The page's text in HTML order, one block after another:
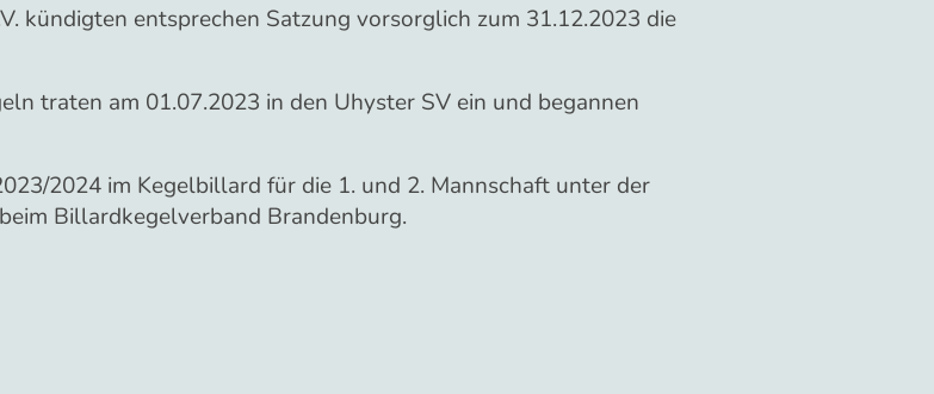
kündigten entsprechen Satzung vorsorglich zum 31.12.2023 die
traten am 01.07.2023 in den Uhyster SV ein und begannen
2024 im Kegelbillard für die 1. und 2. Mannschaft unter der
Billardkegelverband Brandenburg.